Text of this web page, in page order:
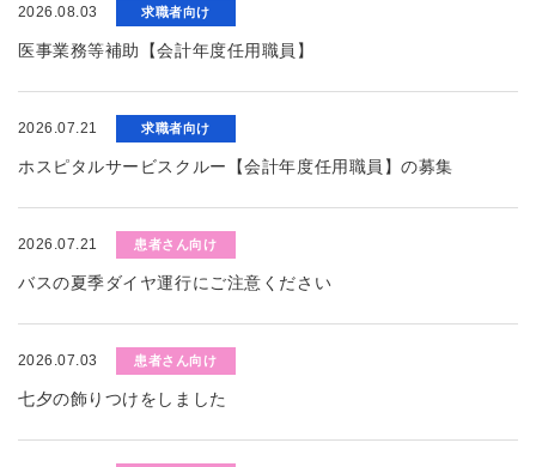
2026.08.03 求職者向け
医事業務等補助【会計年度任用職員】
2026.07.21 求職者向け
ホスピタルサービスクルー【会計年度任用職員】の募集
2026.07.21 患者さん向け
バスの夏季ダイヤ運行にご注意ください
2026.07.03 患者さん向け
七夕の飾りつけをしました